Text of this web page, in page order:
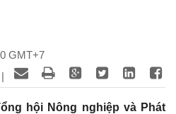
GMT+7
|
hội Nông nghiệp và Phát